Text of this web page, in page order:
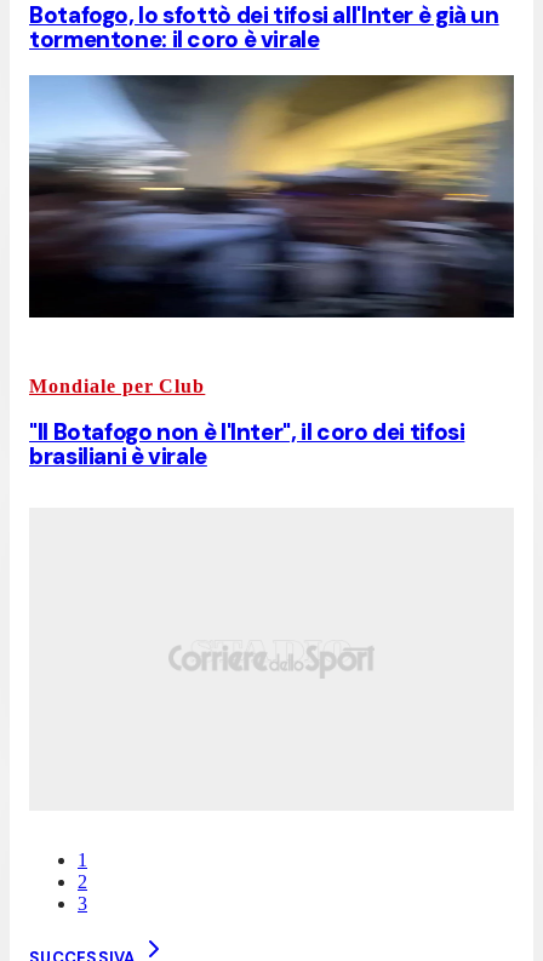
Botafogo, lo sfottò dei tifosi all'Inter è già un
tormentone: il coro è virale
Mondiale per Club
"Il Botafogo non è l'Inter", il coro dei tifosi
brasiliani è virale
1
2
3